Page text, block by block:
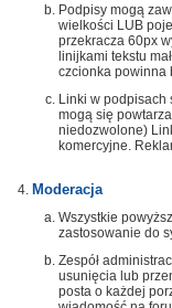
Podpisy mogą
wielkości LUB
przekracza 60px
linijkami tekstu
czcionka powinna
Linki w podpisach
mogą się
niedozwolone)
komercyjne.
Moderacja
Wszystkie
zastosowanie do
Zespół
usunięcia lub
posta o każdej